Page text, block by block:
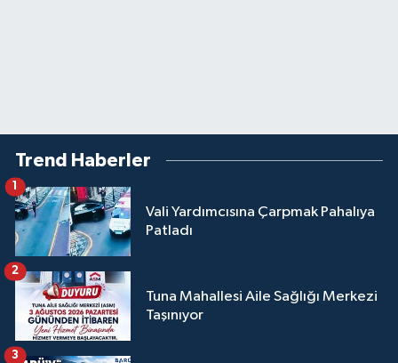
Trend Haberler
Vali Yardımcısına Çarpmak Pahalıya
Patladı
Tuna Mahallesi Aile Sağlığı Merkezi
Taşınıyor
2
3